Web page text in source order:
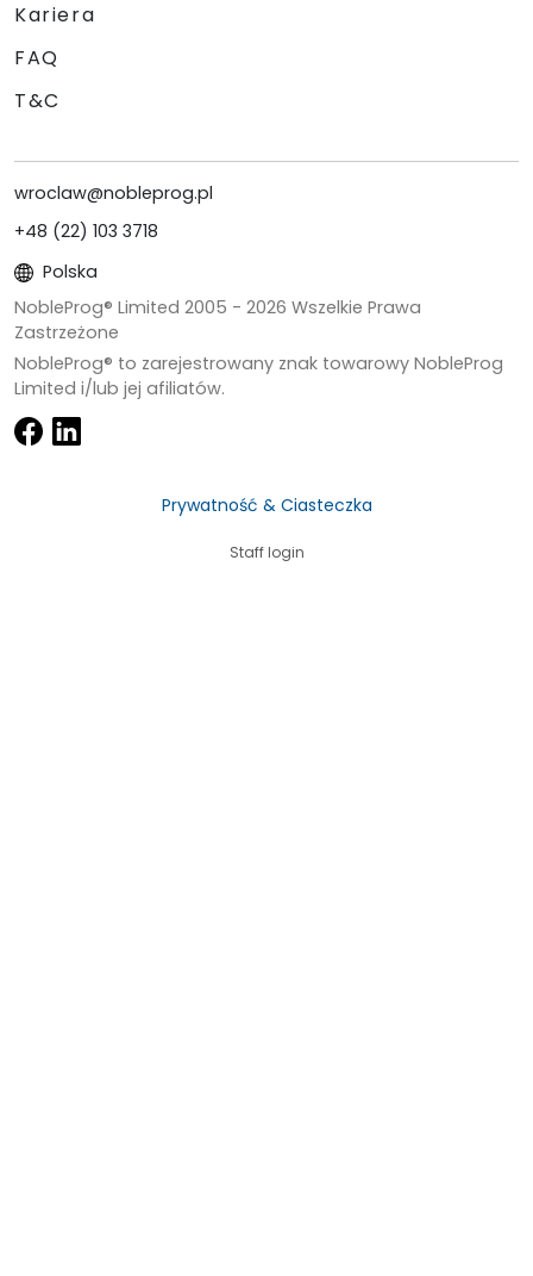
Kariera
FAQ
T&C
wroclaw@nobleprog.pl
+48 (22) 103 3718
Polska
NobleProg® Limited 2005 - 2026 Wszelkie Prawa
Zastrzeżone
NobleProg® to zarejestrowany znak towarowy NobleProg
Limited i/lub jej afiliatów.
Prywatność & Ciasteczka
Staff login